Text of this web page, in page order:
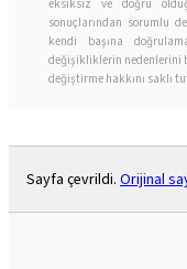
eksiksiz ve doğru
sonuçlarından sorumlu
kendi başına
değişikliklerin nedenlerini
değiştirme hakkını saklı
Sayfa çevrildi. Orijinal